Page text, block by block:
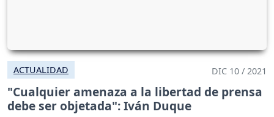
ACTUALIDAD DIC 10 / 2021
"Cualquier amenaza a la libertad de prensa
debe ser objetada": Iván Duque